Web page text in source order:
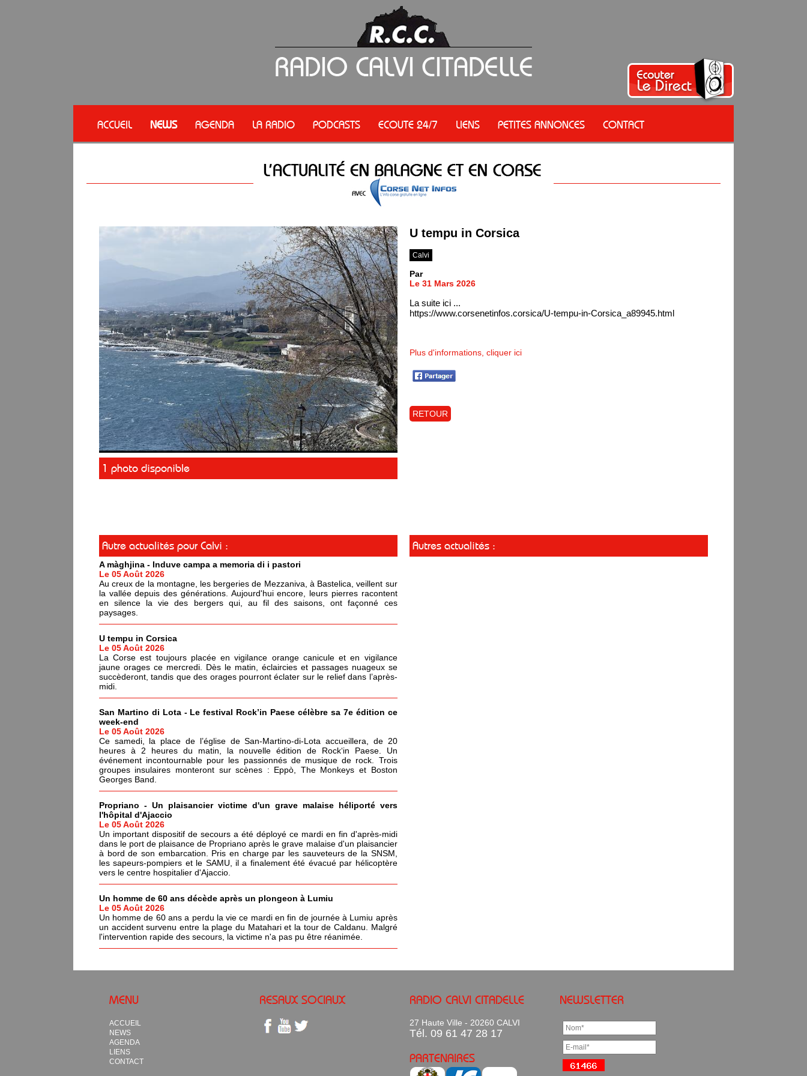
ACCUEIL NEWS AGENDA LA RADIO PODCASTS ECOUTE 24/7 LIENS PETITES ANNONCES CONTACT
1 photo disponible
U tempu in Corsica
Calvi
Par
Le 31 Mars 2026
La suite ici ...
https://www.corsenetinfos.corsica/U-tempu-in-Corsica_a89945.html
Plus d'informations, cliquer ici
RETOUR
Autre actualités pour Calvi :
A màghjina - Induve campa a memoria di i pastori
Le 05 Août 2026
Au creux de la montagne, les bergeries de Mezzaniva, à Bastelica, veillent sur
la vallée depuis des générations. Aujourd'hui encore, leurs pierres racontent
en silence la vie des bergers qui, au fil des saisons, ont façonné ces
paysages.
U tempu in Corsica
Le 05 Août 2026
La Corse est toujours placée en vigilance orange canicule et en vigilance
jaune orages ce mercredi. Dès le matin, éclaircies et passages nuageux se
succèderont, tandis que des orages pourront éclater sur le relief dans l’après-
midi.
San Martino di Lota - Le festival Rock’in Paese célèbre sa 7e édition ce
week-end
Le 05 Août 2026
Ce samedi, la place de l’église de San-Martino-di-Lota accueillera, de 20
heures à 2 heures du matin, la nouvelle édition de Rock‘in Paese. Un
événement incontournable pour les passionnés de musique de rock. Trois
groupes insulaires monteront sur scènes : Eppò, The Monkeys et Boston
Georges Band.
Propriano - Un plaisancier victime d'un grave malaise héliporté vers
l'hôpital d'Ajaccio
Le 05 Août 2026
Un important dispositif de secours a été déployé ce mardi en fin d'après-midi
dans le port de plaisance de Propriano après le grave malaise d'un plaisancier
à bord de son embarcation. Pris en charge par les sauveteurs de la SNSM,
les sapeurs-pompiers et le SAMU, il a finalement été évacué par hélicoptère
vers le centre hospitalier d'Ajaccio.
Un homme de 60 ans décède après un plongeon à Lumiu
Le 05 Août 2026
Un homme de 60 ans a perdu la vie ce mardi en fin de journée à Lumiu après
un accident survenu entre la plage du Matahari et la tour de Caldanu. Malgré
l'intervention rapide des secours, la victime n'a pas pu être réanimée.
Autres actualités :
MENU
ACCUEIL
NEWS
AGENDA
LIENS
CONTACT
RESAUX SOCIAUX RADIO CALVI CITADELLE
27 Haute Ville - 20260 CALVI
Tél. 09 61 47 28 17
PARTENAIRES
NEWSLETTER